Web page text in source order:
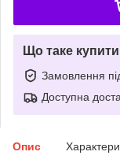
Що таке
Замовлення
Доступна
Опис